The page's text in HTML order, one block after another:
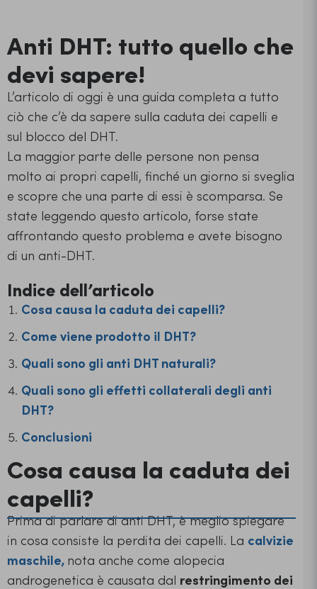
Anti DHT: tutto quello che
devi sapere!
L’articolo di oggi è una guida completa a tutto
ciò che c’è da sapere sulla caduta dei capelli e
sul blocco del DHT.
La maggior parte delle persone non pensa
molto ai propri capelli, finché un giorno si sveglia
e scopre che una parte di essi è scomparsa. Se
state leggendo questo articolo, forse state
affrontando questo problema e avete bisogno
di un anti-DHT.
Indice dell’articolo
Cosa causa la caduta dei capelli?
Come viene prodotto il DHT?
Quali sono gli anti DHT naturali?
Quali sono gli effetti collaterali degli anti
DHT?
Conclusioni
Cosa causa la caduta dei
capelli?
Prima di parlare di anti DHT, è meglio spiegare
in cosa consiste la perdita dei capelli. La calvizie
maschile, nota anche come alopecia
androgenetica è causata dal restringimento dei